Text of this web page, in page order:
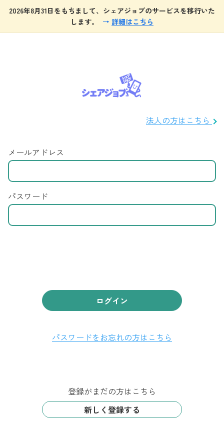
2026年8月31日をもちまして、シェアジョブのサービスを移行いた
します。
→ 詳細はこちら
法人の方はこちら
メールアドレス
パスワード
ログイン
パスワードをお忘れの方はこちら
登録がまだの方はこちら
新しく登録する